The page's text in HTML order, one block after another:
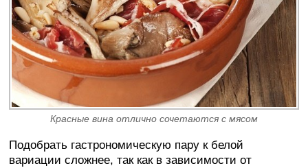
Красные вина отлично сочетаются с мясом
Подобрать гастрономическую пару к белой
вариации сложнее, так как в зависимости от